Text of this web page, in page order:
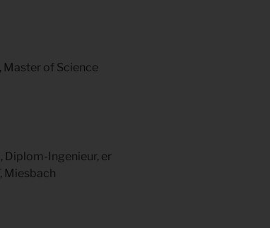
Master of Science
Diplom-Ingenieur, er
Miesbach